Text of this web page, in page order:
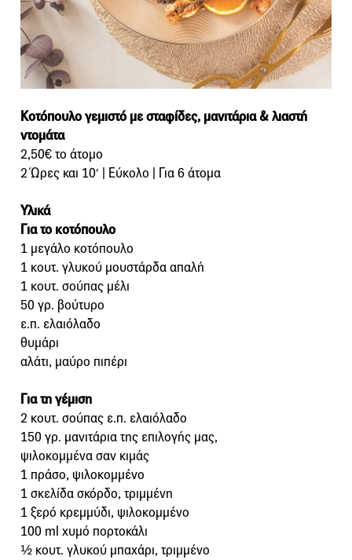
Κοτόπουλο γεμιστό με σταφίδες, μανιτάρια & λιαστή
ντομάτα
2,50€ το άτομο
2 Ώρες και 10′ | Εύκολο | Για 6 άτομα
Υλικά
Για το κοτόπουλο
1 μεγάλο κοτόπουλο
1 κουτ. γλυκού μουστάρδα απαλή
1 κουτ. σούπας μέλι
50 γρ. βούτυρο
ε.π. ελαιόλαδο
θυμάρι
αλάτι, μαύρο πιπέρι
Για τη γέμιση
2 κουτ. σούπας ε.π. ελαιόλαδο
150 γρ. μανιτάρια της επιλογής μας,
ψιλοκομμένα σαν κιμάς
1 πράσο, ψιλοκομμένο
1 σκελίδα σκόρδο, τριμμένη
1 ξερό κρεμμύδι, ψιλοκομμένο
100 ml χυμό πορτοκάλι
½ κουτ. γλυκού μπαχάρι, τριμμένο